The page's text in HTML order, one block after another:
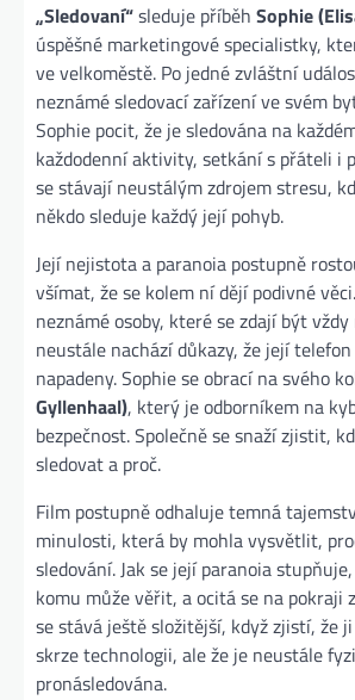
„Sledovaní“sleduje příběh Sophie
úspěšné marketingové specialistky,
ve velkoměstě. Po jedné zvláštní
neznámé sledovací zařízení ve svém
Sophie pocit, že je sledována na
každodenní aktivity, setkání s přáteli i
se stávají neustálým zdrojem stresu,
někdo sleduje každý její pohyb.
Její nejistota a paranoia postupně
všímat, že se kolem ní dějí podivné
neznámé osoby, které se zdají být
neustále nachází důkazy, že její
napadeny. Sophie se obrací na svého
Gyllenhaal), který je odborníkem na
bezpečnost. Společně se snaží zjistit,
sledovat a proč.
Film postupně odhaluje temná
minulosti, která by mohla vysvětlit,
sledování. Jak se její paranoia
komu může věřit, a ocitá se na pokraji
se stává ještě složitější, když zjistí, že
skrze technologii, ale že je neustále
pronásledována.